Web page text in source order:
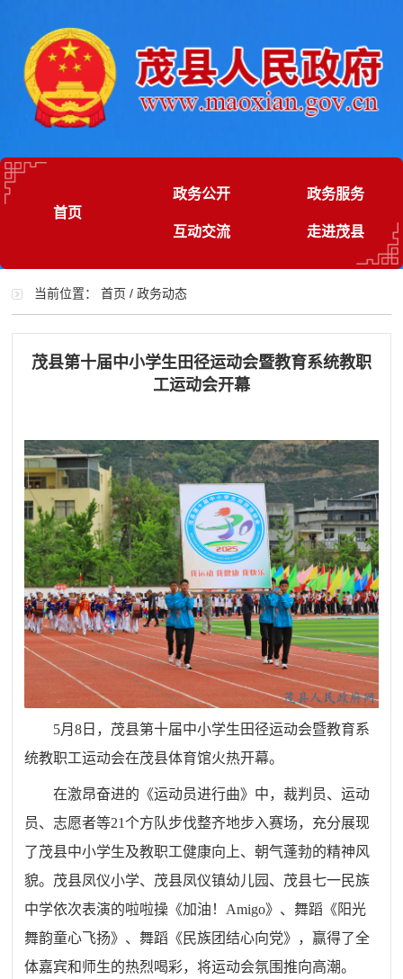
首页
政务公开 政务服务
互动交流 走进茂县
当前位置：首页 /政务动态
茂县第十届中小学生田径运动会暨教育系统教职
工运动会开幕
5月8日，茂县第十届中小学生田径运动会暨教育系
统教职工运动会在茂县体育馆火热开幕。
在激昂奋进的《运动员进行曲》中，裁判员、运动
员、志愿者等21个方队步伐整齐地步入赛场，充分展现
了茂县中小学生及教职工健康向上、朝气蓬勃的精神风
貌。茂县凤仪小学、茂县凤仪镇幼儿园、茂县七一民族
中学依次表演的啦啦操《加油！Amigo》、舞蹈《阳光
舞韵童心飞扬》、舞蹈《民族团结心向党》，赢得了全
体嘉宾和师生的热烈喝彩，将运动会氛围推向高潮。